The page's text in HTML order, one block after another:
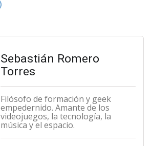
Sebastián Romero
Torres
Filósofo de formación y geek
empedernido. Amante de los
videojuegos, la tecnología, la
música y el espacio.